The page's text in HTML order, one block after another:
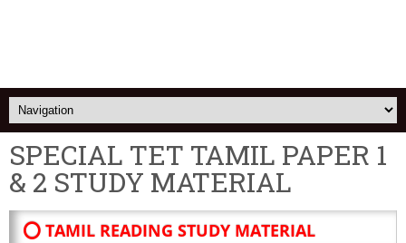
SPECIAL TET TAMIL PAPER 1
& 2 STUDY MATERIAL
⭕ TAMIL READING STUDY MATERIAL